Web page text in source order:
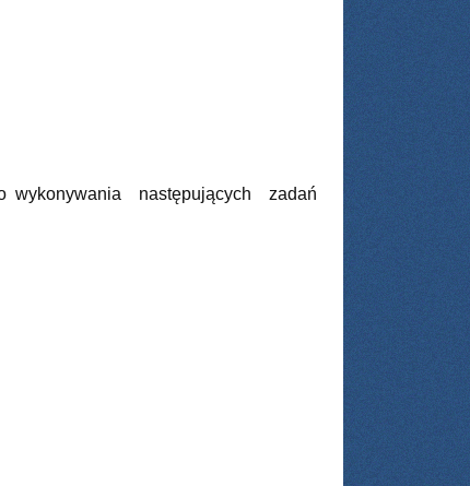
wykonywania następujących zadań